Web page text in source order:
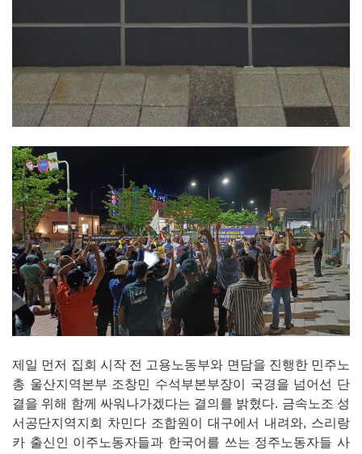
제일 먼저 집회 시작 전 고용노동부와 면담을 진행한 민주노
총 울산지역본부 조창민 수석부본부장이 국경을 넘어선 단
결을 위해 함께 싸워나가겠다는 결의를 밝혔다. 금속노조 성
서공단지역지회 차민다 조합원이 대구에서 내려와, 스리랑
카 출신인 이주노동자들과 한국어를 쓰는 정주노동자들 사